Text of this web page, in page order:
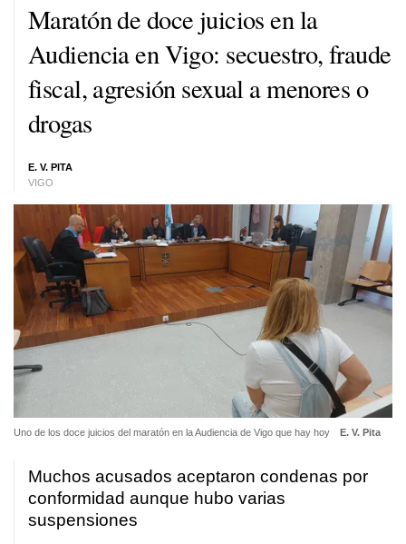
Maratón de doce juicios en la
Audiencia en Vigo: secuestro, fraude
fiscal, agresión sexual a menores o
drogas
E. V. PITA
VIGO
Uno de los doce juicios del maratón en la Audiencia de Vigo que hay hoy E. V. Pita
Muchos acusados aceptaron condenas por
conformidad aunque hubo varias
suspensiones